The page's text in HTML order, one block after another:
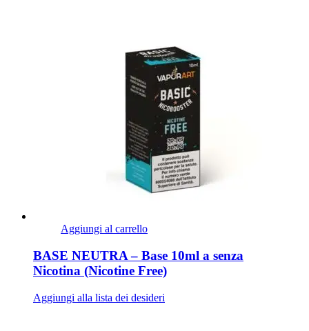
Aggiungi al carrello
BASE NEUTRA – Base 10ml a senza
Nicotina (Nicotine Free)
Aggiungi alla lista dei desideri